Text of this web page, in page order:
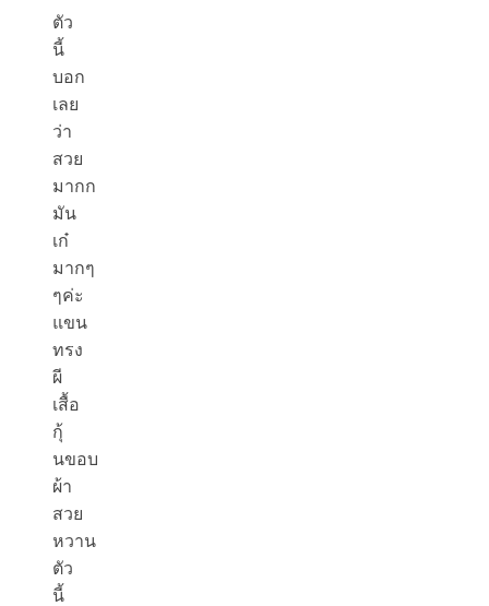
ตัว
นี้
บอก
เลย
ว่า
สวย
มากก
มัน
เก๋
มากๆ
ๆค่ะ
แขน
ทรง
ผี
เสื้อ
กุ้
นขอบ
ผ้า
สวย
หวาน
ตัว
นี้